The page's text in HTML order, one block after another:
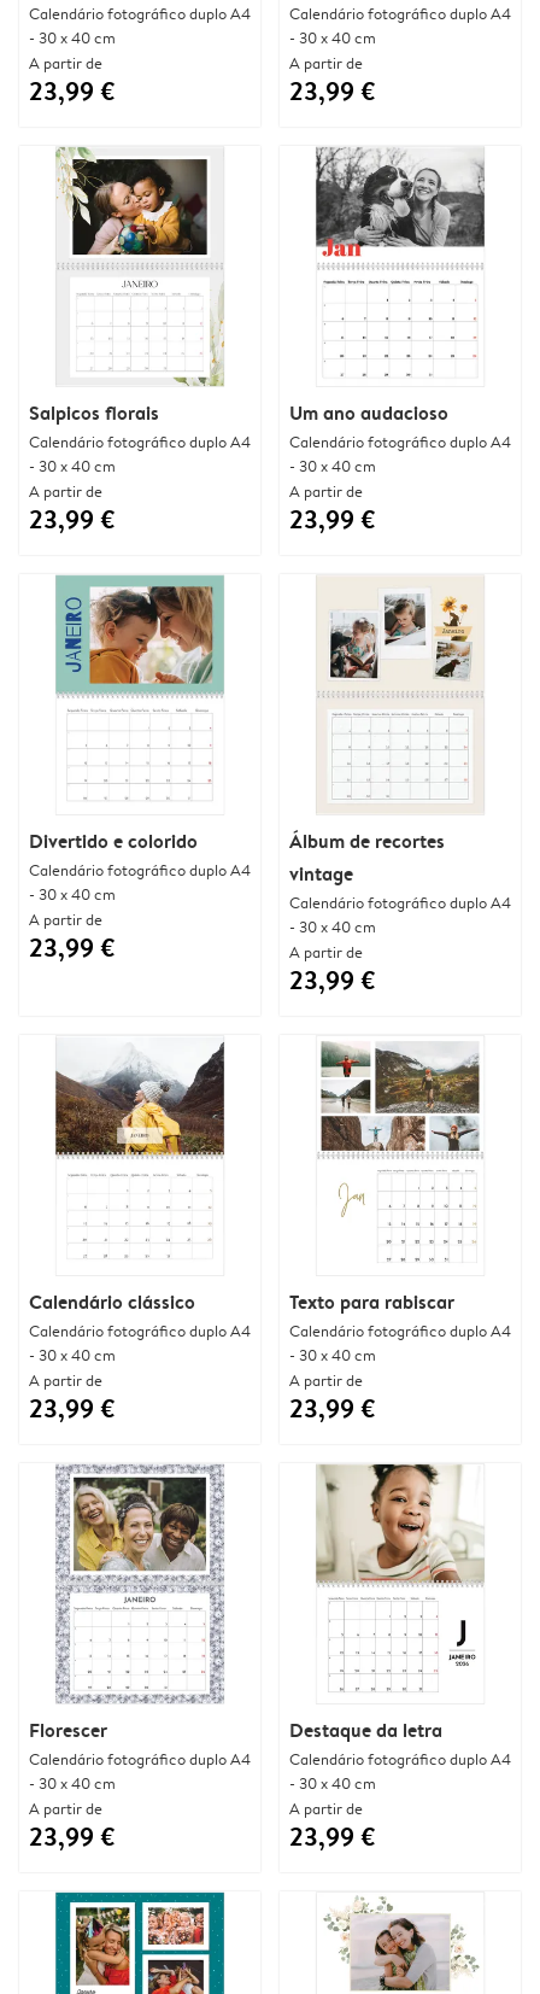
Calendário fotográfico duplo A4
- 30 x 40 cm
A partir de
23,99 €
Calendário fotográfico duplo A4
- 30 x 40 cm
A partir de
23,99 €
Salpicos florais
Calendário fotográfico duplo A4
- 30 x 40 cm
A partir de
23,99 €
Um ano audacioso
Calendário fotográfico duplo A4
- 30 x 40 cm
A partir de
23,99 €
Divertido e colorido
Calendário fotográfico duplo A4
- 30 x 40 cm
A partir de
23,99 €
Álbum de recortes
vintage
Calendário fotográfico duplo A4
- 30 x 40 cm
A partir de
23,99 €
Calendário clássico
Calendário fotográfico duplo A4
- 30 x 40 cm
A partir de
23,99 €
Texto para rabiscar
Calendário fotográfico duplo A4
- 30 x 40 cm
A partir de
23,99 €
Florescer
Calendário fotográfico duplo A4
- 30 x 40 cm
A partir de
23,99 €
Destaque da letra
Calendário fotográfico duplo A4
- 30 x 40 cm
A partir de
23,99 €